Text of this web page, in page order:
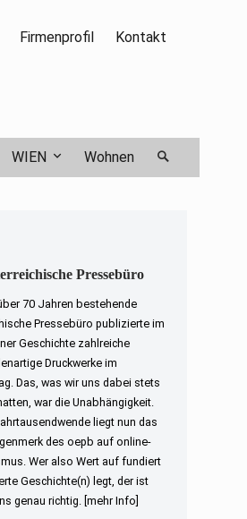
Firmenprofil Kontakt
WIEN Wohnen
Pressebüro
70 Jahren bestehende
Pressebüro publizierte im
Geschichte zahlreiche
Druckwerke im
Das, was wir uns dabei stets
war die Unabhängigkeit.
liegt nun das
des oepb auf online-
Wer also Wert auf fundiert
Geschichte(n) legt, der ist
genau richtig.
[mehr Info]